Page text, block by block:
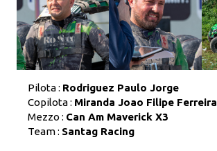
Pilota : Rodriguez Paulo Jorge
Copilota : Miranda Joao Filipe Ferreira
Mezzo : Can Am Maverick X3
Team : Santag Racing